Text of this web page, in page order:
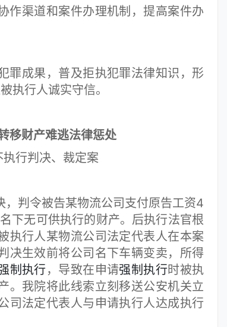
渠道和案件办理机制，提高案件办
成果，普及拒执犯罪法律知识，形
执行人诚实守信。
移财产难逃法律惩处
行判决、裁定案
判令被告某物流公司支付原告工资4
下无可供执行的财产。后执行法官根
执行人某物流公司法定代表人在本案
决生效前将公司名下车辆变卖，所得
制执行 ，导致在申请强制执行时被执
。我院将此线索立刻移送公安机关立
司法定代表人与申请执行人达成执行